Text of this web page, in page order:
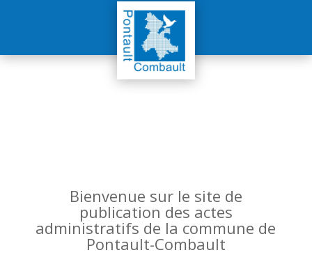
Bienvenue sur le site de
publication des actes
administratifs de la commune de
Pontault-Combault